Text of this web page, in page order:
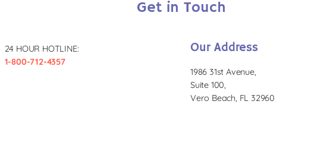
Get in Touch
24 HOUR HOTLINE:
1-800-712-4357
Our Address
1986 31st Avenue,
Suite 100,
Vero Beach, FL 32960